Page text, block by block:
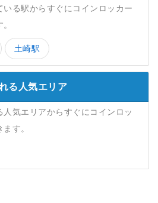
る駅からすぐにコインロッカー
土崎駅
る人気エリア
気エリアからすぐにコインロッ
す。